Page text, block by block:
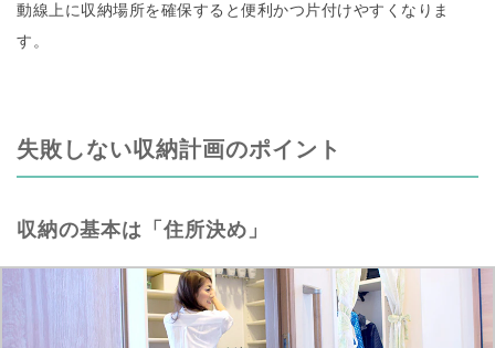
動線上に収納場所を確保すると便利かつ片付けやすくなりま
す。
失敗しない収納計画のポイント
収納の基本は「住所決め」